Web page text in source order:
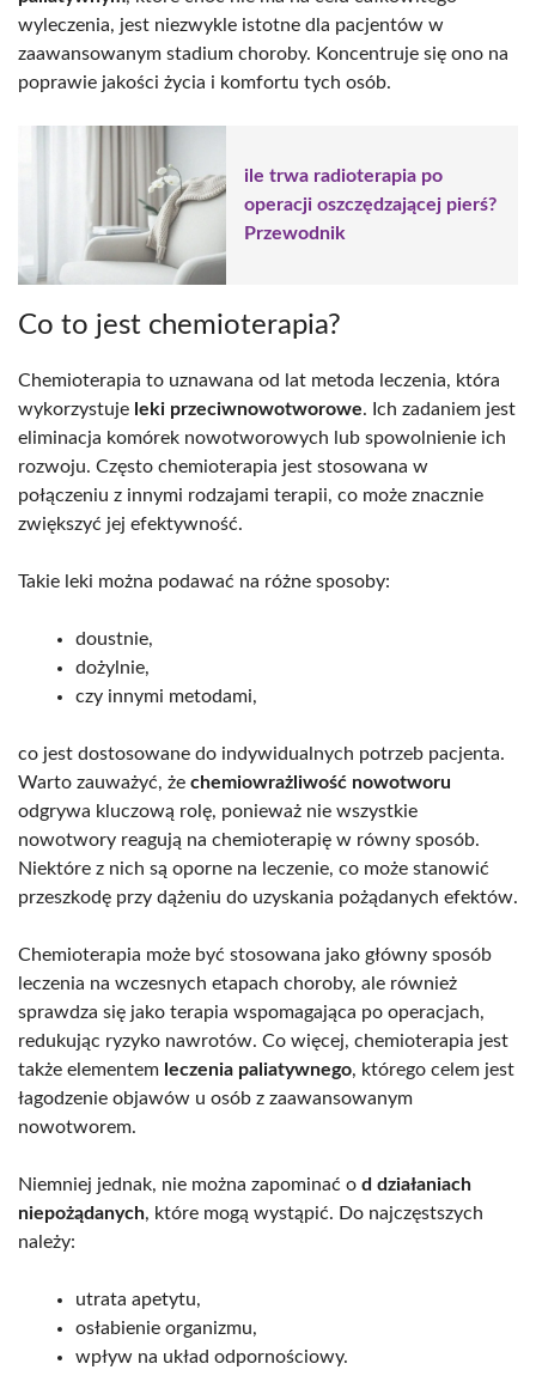
wyleczenia, jest niezwykle istotne dla pacjentów w
zaawansowanym stadium choroby. Koncentruje się ono na
poprawie jakości życia i komfortu tych osób.
ile trwa radioterapia po
operacji oszczędzającej pierś?
Przewodnik
Co to jest chemioterapia?
Chemioterapia to uznawana od lat metoda leczenia, która
wykorzystuje leki przeciwnowotworowe. Ich zadaniem jest
eliminacja komórek nowotworowych lub spowolnienie ich
rozwoju. Często chemioterapia jest stosowana w
połączeniu z innymi rodzajami terapii, co może znacznie
zwiększyć jej efektywność.
Takie leki można podawać na różne sposoby:
doustnie,
dożylnie,
czy innymi metodami,
co jest dostosowane do indywidualnych potrzeb pacjenta.
Warto zauważyć, że chemiowrażliwość nowotworu
odgrywa kluczową rolę, ponieważ nie wszystkie
nowotwory reagują na chemioterapię w równy sposób.
Niektóre z nich są oporne na leczenie, co może stanowić
przeszkodę przy dążeniu do uzyskania pożądanych efektów.
Chemioterapia może być stosowana jako główny sposób
leczenia na wczesnych etapach choroby, ale również
sprawdza się jako terapia wspomagająca po operacjach,
redukując ryzyko nawrotów. Co więcej, chemioterapia jest
także elementem leczenia paliatywnego, którego celem jest
łagodzenie objawów u osób z zaawansowanym
nowotworem.
Niemniej jednak, nie można zapominać o d działaniach
niepożądanych, które mogą wystąpić. Do najczęstszych
należy:
utrata apetytu,
osłabienie organizmu,
wpływ na układ odpornościowy.